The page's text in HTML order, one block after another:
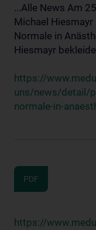
...Alle News Am
Michael
Normale in
Hiesmayr
https://
uns/news/detail/
normale-in-
PDF
https://